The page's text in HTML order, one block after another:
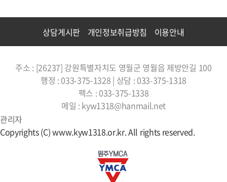
상담게시판 개인정보취급방침 이용안내
주소 : [26237] 강원특별자치도 영월군 영월읍 제방안길 100
행정 : 033-375-1328 | 상담 : 033-375-1318
팩스 : 033-375-1338
메일 : kyw1318@hanmail.net
관리자
Copyrights (C) www.kyw1318.or.kr. All rights reserved.